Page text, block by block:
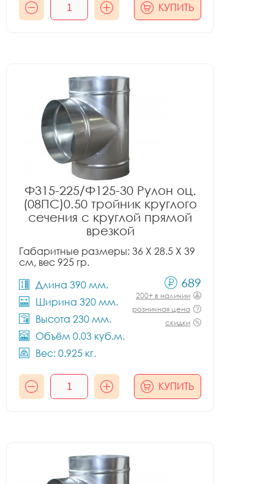
КУПИТЬ
Ф315-225/Ф125-30 Рулон оц.
(08ПС)0.50 тройник круглого
сечения с круглой прямой
врезкой
Габаритные размеры: 36 X 28.5 X 39
см, вес 925 гр.
Длина 390 мм.
Ширина 320 мм.
Высота 230 мм.
Объём 0.03 куб.м.
Вес: 0.925 кг.
689
200+ в наличии
розничная цена
скидки
КУПИТЬ